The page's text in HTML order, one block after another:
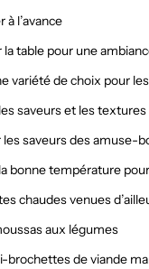
à l’avance
la table pour une
variété de choix pour
saveurs et les textures
les saveurs des amuse-
bonne température
chaudes venues
aux légumes
brochettes de viande